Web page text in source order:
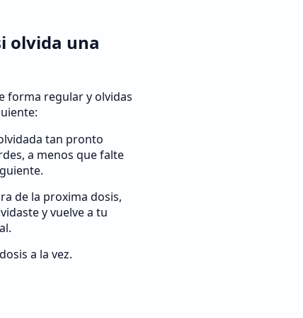
olvida una
forma regular y olvidas
tan pronto
a menos que falte
de la proxima dosis,
y vuelve a tu
a la vez.